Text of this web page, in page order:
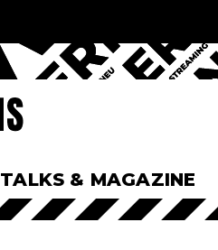
TALKS & MAGAZINE